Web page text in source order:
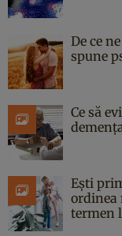
De ce
spune
Ce să
Ești
ordinea
termen